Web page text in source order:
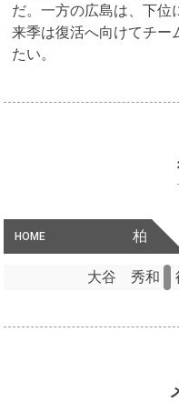
だ。一方の広島は、下位
来季は復活へ向けてチー
たい。
HOME 柏
大谷 秀和